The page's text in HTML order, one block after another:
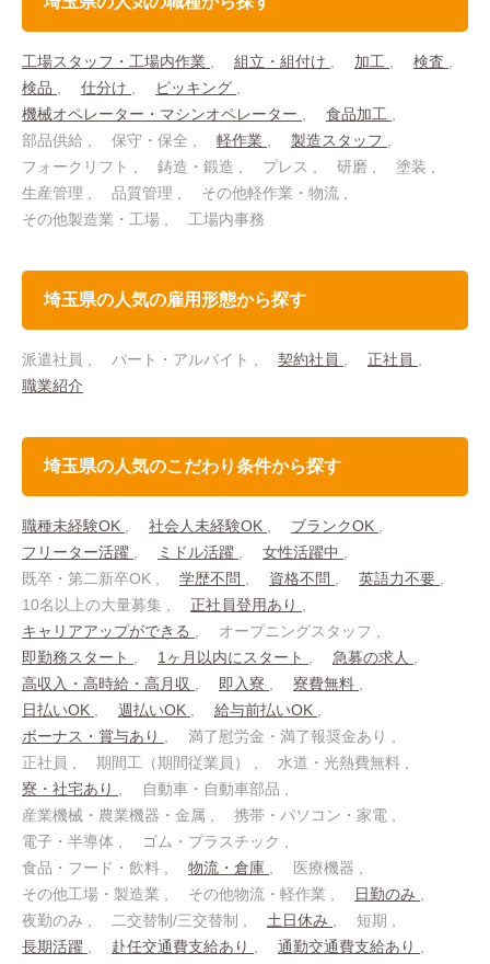
工場スタッフ・工場内作業 組立・組付け 加工
検査
検品
仕分け
ピッキング
機械オペレーター・マシンオペレーター
食品加工
部品供給
保守・保全 軽作業
製造スタッフ
フォークリフト
鋳造・鍛造 プレス 研磨
塗装
生産管理
品質管理
その他軽作業・物流
その他製造業・工場
工場内事務
埼玉県の人気の雇用形態から探す
派遣社員 パート・アルバイト 契約社員
正社員
職業紹介
埼玉県の人気のこだわり条件から探す
職種未経験OK 社会人未経験OK
ブランクOK
フリーター活躍
ミドル活躍
女性活躍中
既卒・第二新卒OK
学歴不問 資格不問
英語力不要
10名以上の大量募集
正社員登用あり
キャリアアップができる
オープニングスタッフ
即勤務スタート
1ヶ月以内にスタート
急募の求人
高収入・高時給・高月収
即入寮
寮費無料
日払いOK
週払いOK
給与前払いOK
ボーナス・賞与あり
満了慰労金・満了報奨金あり
正社員
期間工（期間従業員）
水道・光熱費無料
寮・社宅あり
自動車・自動車部品
産業機械・農業機器・金属
携帯・パソコン・家電
電子・半導体
ゴム・プラスチック
食品・フード・飲料
物流・倉庫
医療機器
その他工場・製造業
その他物流・軽作業
日勤のみ
夜勤のみ
二交替制/三交替制 土日休み
短期
長期活躍
赴任交通費支給あり 通勤交通費支給あり